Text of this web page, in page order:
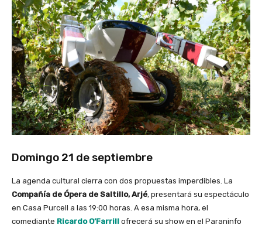
Domingo 21 de septiembre
La agenda cultural cierra con dos propuestas imperdibles. La
Compañía de Ópera de Saltillo, Arjé, presentará su espectáculo
en Casa Purcell a las 19:00 horas. A esa misma hora, el
comediante Ricardo O’Farrill ofrecerá su show en el Paraninfo